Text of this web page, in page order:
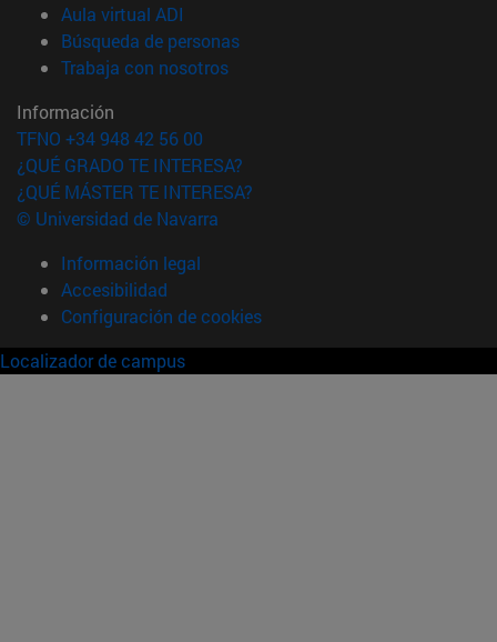
Aula virtual ADI
Búsqueda de personas(abre en nueva ventana)
Trabaja con nosotros(abre en nueva ventana)
Información
TFNO +34 948 42 56 00
¿QUÉ GRADO TE INTERESA?
¿QUÉ MÁSTER TE INTERESA?
© Universidad de Navarra
Información legal
Accesibilidad
Configuración de cookies
Localizador de campus